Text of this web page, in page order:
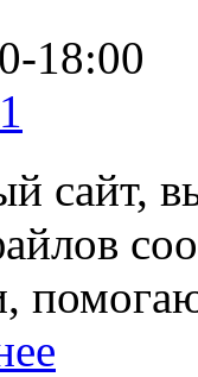
18:00
сайт,